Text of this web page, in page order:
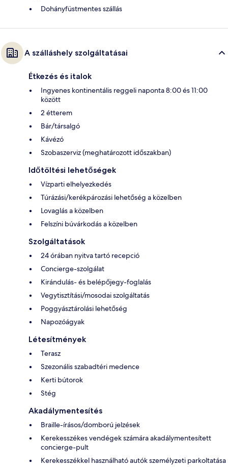
Dohányfüstmentes szállás
A szálláshely szolgáltatásai
Étkezés és italok
Ingyenes kontinentális reggeli naponta 8:00 és 11:00
között
2 étterem
Bár/társalgó
Kávézó
Szobaszerviz (meghatározott időszakban)
Időtöltési lehetőségek
Vízparti elhelyezkedés
Túrázási/kerékpározási lehetőség a közelben
Lovaglás a közelben
Felszíni búvárkodás a közelben
Szolgáltatások
24 órában nyitva tartó recepció
Concierge-szolgálat
Kirándulás- és belépőjegy-foglalás
Vegytisztítási/mosodai szolgáltatás
Poggyásztárolási lehetőség
Napozóágyak
Létesítmények
Terasz
Szezonális szabadtéri medence
Kerti bútorok
Stég
Akadálymentesítés
Braille-írásos/domború jelzések
Kerekesszékes vendégek számára akadálymentesített
concierge-pult
Kerekesszékkel használható autók személyzeti parkoltatása